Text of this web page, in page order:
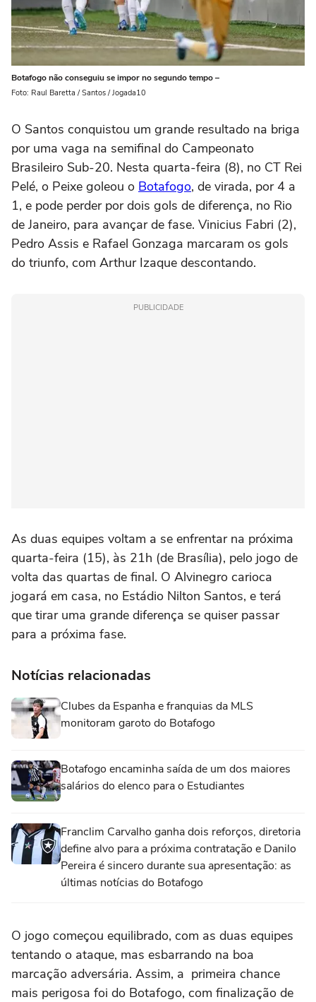
Botafogo não conseguiu se impor no segundo tempo –
Foto: Raul Baretta / Santos / Jogada10
O Santos conquistou um grande resultado na briga
por uma vaga na semifinal do Campeonato
Brasileiro Sub-20. Nesta quarta-feira (8), no CT Rei
Pelé, o Peixe goleou o Botafogo, de virada, por 4 a
1, e pode perder por dois gols de diferença, no Rio
de Janeiro, para avançar de fase. Vinicius Fabri (2),
Pedro Assis e Rafael Gonzaga marcaram os gols
do triunfo, com Arthur Izaque descontando.
PUBLICIDADE
As duas equipes voltam a se enfrentar na próxima
quarta-feira (15), às 21h (de Brasília), pelo jogo de
volta das quartas de final. O Alvinegro carioca
jogará em casa, no Estádio Nilton Santos, e terá
que tirar uma grande diferença se quiser passar
para a próxima fase.
Notícias relacionadas
Clubes da Espanha e franquias da MLS
monitoram garoto do Botafogo
Botafogo encaminha saída de um dos maiores
salários do elenco para o Estudiantes
Franclim Carvalho ganha dois reforços, diretoria
define alvo para a próxima contratação e Danilo
Pereira é sincero durante sua apresentação: as
últimas notícias do Botafogo
O jogo começou equilibrado, com as duas equipes
tentando o ataque, mas esbarrando na boa
marcação adversária. Assim, a primeira chance
mais perigosa foi do Botafogo, com finalização de